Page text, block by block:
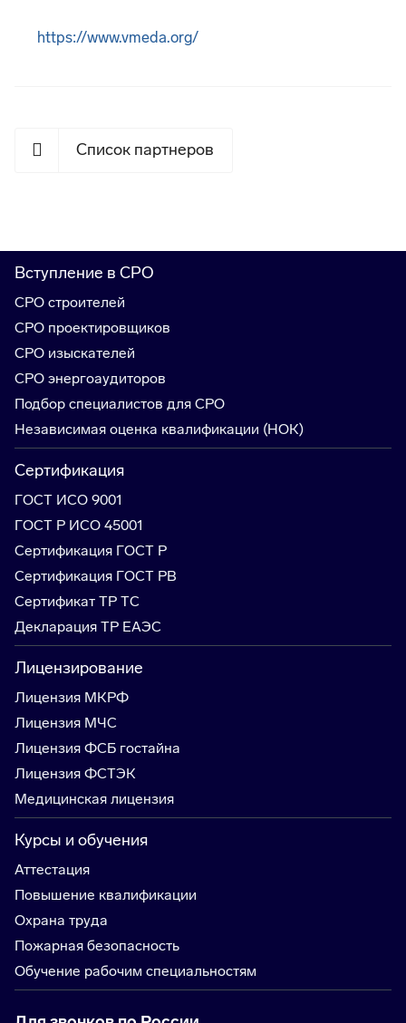
https://www.vmeda.org/
Список партнеров
Вступление в СРО
СРО строителей
СРО проектировщиков
СРО изыскателей
СРО энергоаудиторов
Подбор специалистов для СРО
Независимая оценка квалификации (НОК)
Сертификация
ГОСТ ИСО 9001
ГОСТ Р ИСО 45001
Сертификация ГОСТ Р
Сертификация ГОСТ РВ
Сертификат ТР ТС
Декларация ТР ЕАЭС
Лицензирование
Лицензия МКРФ
Лицензия МЧС
Лицензия ФСБ гостайна
Лицензия ФСТЭК
Медицинская лицензия
Курсы и обучения
Аттестация
Повышение квалификации
Охрана труда
Пожарная безопасность
Обучение рабочим специальностям